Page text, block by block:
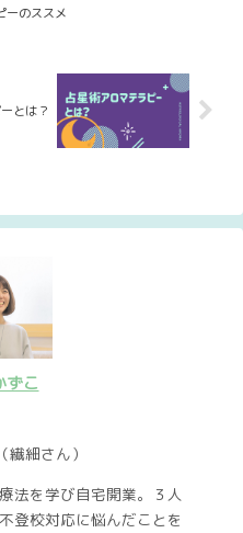
ーのススメ
とは？
ずこ
繊細さん）
法を学び自宅開業。３人
登校対応に悩んだことを